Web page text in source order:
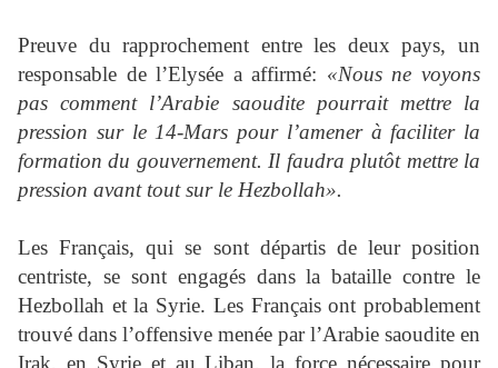
Preuve du rapprochement entre les deux pays, un
responsable de l’Elysée a affirmé: «Nous ne voyons
pas comment l’Arabie saoudite pourrait mettre la
pression sur le 14-Mars pour l’amener à faciliter la
formation du gouvernement. Il faudra plutôt mettre la
pression avant tout sur le Hezbollah».
Les Français, qui se sont départis de leur position
centriste, se sont engagés dans la bataille contre le
Hezbollah et la Syrie. Les Français ont probablement
trouvé dans l’offensive menée par l’Arabie saoudite en
Irak, en Syrie et au Liban, la force nécessaire pour